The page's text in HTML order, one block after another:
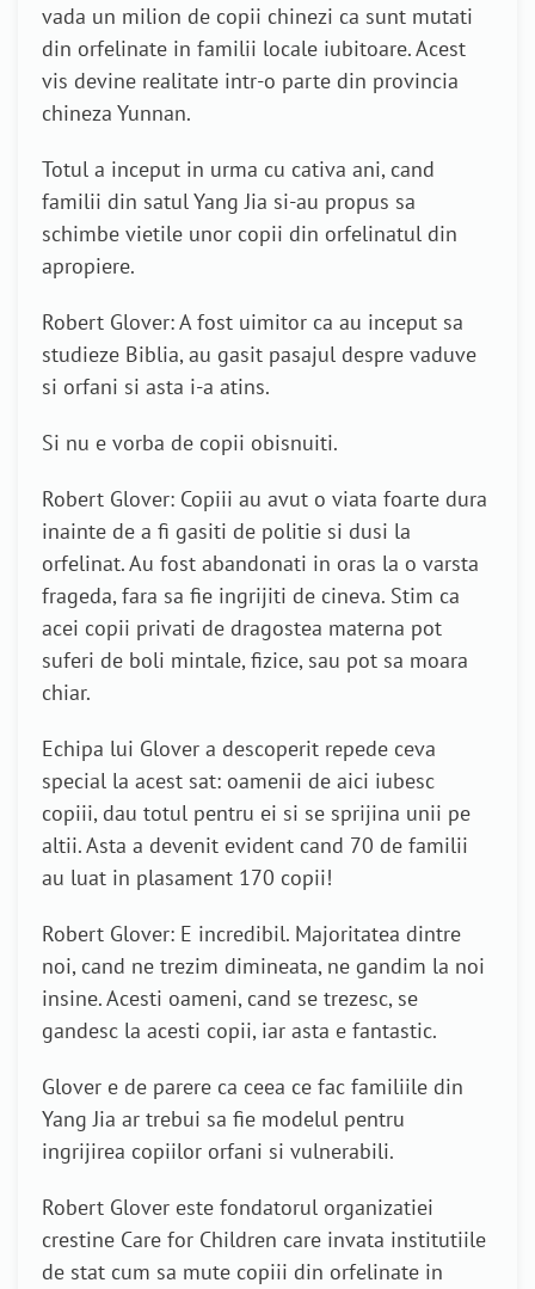
vada un milion de copii chinezi ca sunt mutati
din orfelinate in familii locale iubitoare. Acest
vis devine realitate intr-o parte din provincia
chineza Yunnan.
Totul a inceput in urma cu cativa ani, cand
familii din satul Yang Jia si-au propus sa
schimbe vietile unor copii din orfelinatul din
apropiere.
Robert Glover: A fost uimitor ca au inceput sa
studieze Biblia, au gasit pasajul despre vaduve
si orfani si asta i-a atins.
Si nu e vorba de copii obisnuiti.
Robert Glover: Copiii au avut o viata foarte dura
inainte de a fi gasiti de politie si dusi la
orfelinat. Au fost abandonati in oras la o varsta
frageda, fara sa fie ingrijiti de cineva. Stim ca
acei copii privati de dragostea materna pot
suferi de boli mintale, fizice, sau pot sa moara
chiar.
Echipa lui Glover a descoperit repede ceva
special la acest sat: oamenii de aici iubesc
copiii, dau totul pentru ei si se sprijina unii pe
altii. Asta a devenit evident cand 70 de familii
au luat in plasament 170 copii!
Robert Glover: E incredibil. Majoritatea dintre
noi, cand ne trezim dimineata, ne gandim la noi
insine. Acesti oameni, cand se trezesc, se
gandesc la acesti copii, iar asta e fantastic.
Glover e de parere ca ceea ce fac familiile din
Yang Jia ar trebui sa fie modelul pentru
ingrijirea copiilor orfani si vulnerabili.
Robert Glover este fondatorul organizatiei
crestine Care for Children care invata institutiile
de stat cum sa mute copiii din orfelinate in